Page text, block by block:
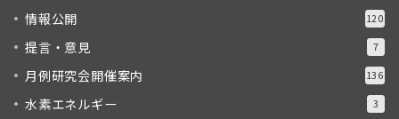
情報公開 120
提言・意見 7
月例研究会開催案内 136
水素エネルギー 3